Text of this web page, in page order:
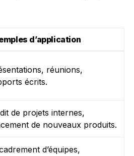
d’application
réunions,
écrits.
de projets internes,
de nouveaux produits.
d’équipes,